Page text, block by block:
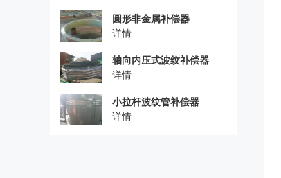
圆形非金属补偿器
详情
轴向内压式波纹补偿器
详情
小拉杆波纹管补偿器
详情